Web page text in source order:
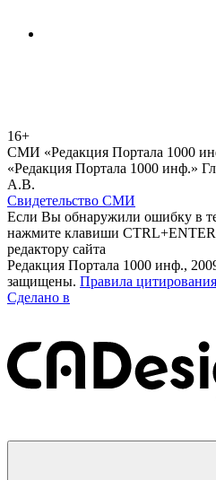
16+
СМИ «Редакция Портала 1000
«Редакция Портала 1000 инф.»
А.В.
Свидетельство СМИ
Если Вы обнаружили ошибку в
нажмите клавиши
редактору сайта
Редакция Портала 1000 инф.,
защищены. Правила цитирования
Сделано в